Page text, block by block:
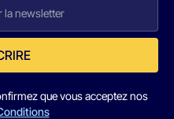
que vous acceptez nos